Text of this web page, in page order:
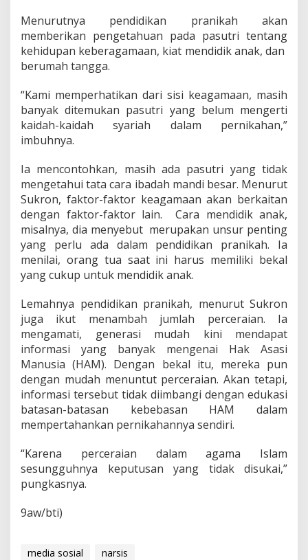
Menurutnya pendidikan pranikah akan
memberikan pengetahuan pada pasutri tentang
kehidupan keberagamaan, kiat mendidik anak, dan
berumah tangga.
“Kami memperhatikan dari sisi keagamaan, masih
banyak ditemukan pasutri yang belum mengerti
kaidah-kaidah syariah dalam pernikahan,”
imbuhnya.
Ia mencontohkan, masih ada pasutri yang tidak
mengetahui tata cara ibadah mandi besar. Menurut
Sukron, faktor-faktor keagamaan akan berkaitan
dengan faktor-faktor lain. Cara mendidik anak,
misalnya, dia menyebut merupakan unsur penting
yang perlu ada dalam pendidikan pranikah. Ia
menilai, orang tua saat ini harus memiliki bekal
yang cukup untuk mendidik anak.
Lemahnya pendidikan pranikah, menurut Sukron
juga ikut menambah jumlah perceraian. Ia
mengamati, generasi mudah kini mendapat
informasi yang banyak mengenai Hak Asasi
Manusia (HAM). Dengan bekal itu, mereka pun
dengan mudah menuntut perceraian. Akan tetapi,
informasi tersebut tidak diimbangi dengan edukasi
batasan-batasan kebebasan HAM dalam
mempertahankan pernikahannya sendiri.
“Karena perceraian dalam agama Islam
sesungguhnya keputusan yang tidak disukai,”
pungkasnya.
9aw/bti)
media sosial narsis